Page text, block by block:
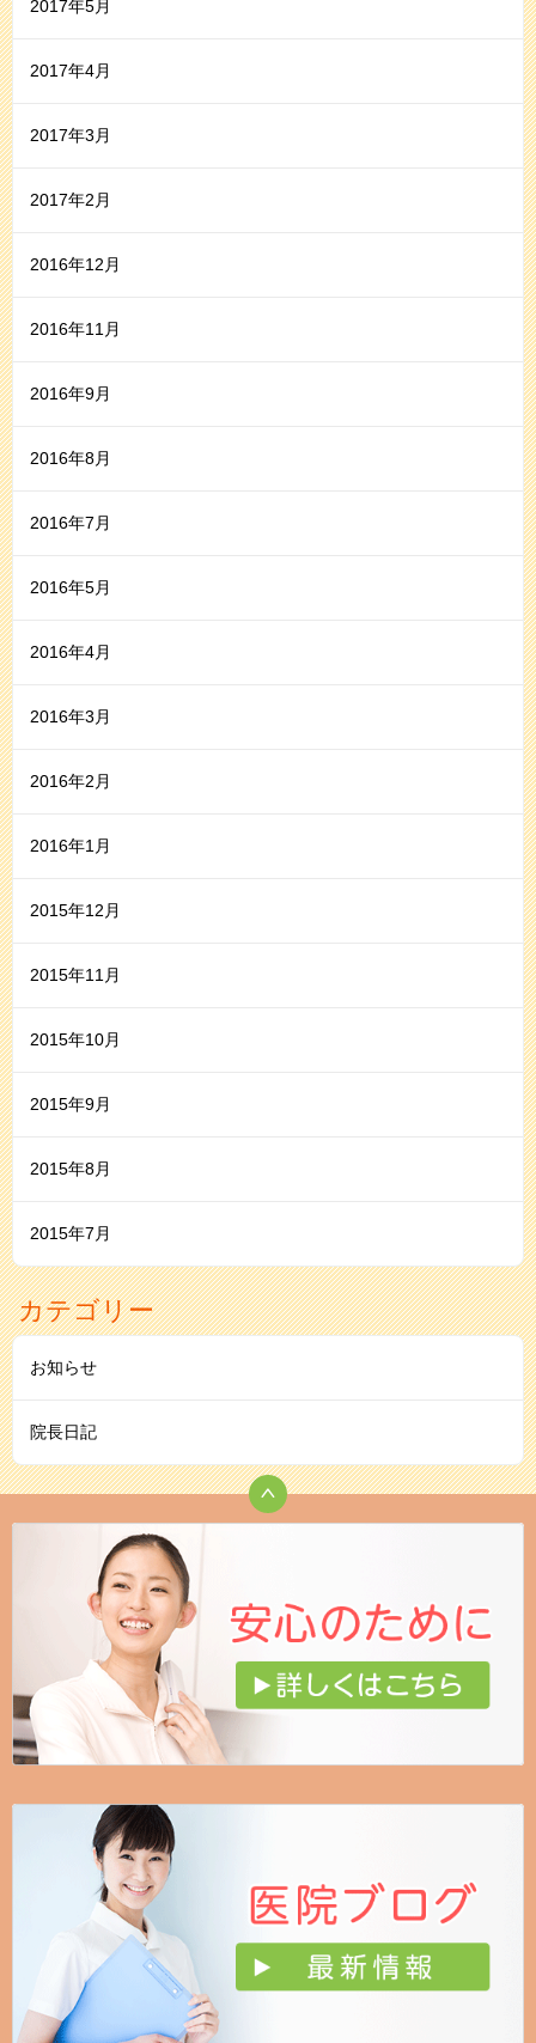
2017年5月
2017年4月
2017年3月
2017年2月
2016年12月
2016年11月
2016年9月
2016年8月
2016年7月
2016年5月
2016年4月
2016年3月
2016年2月
2016年1月
2015年12月
2015年11月
2015年10月
2015年9月
2015年8月
2015年7月
カテゴリー
お知らせ
院長日記